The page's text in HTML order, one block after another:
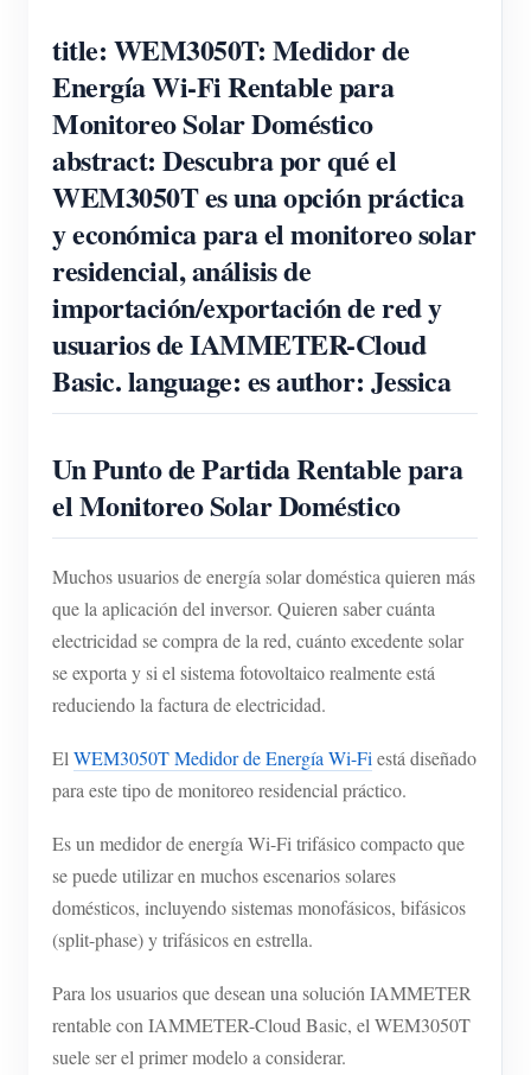
Cargador EV
Simulador IAMMETER
Medidor virtual
Sistema de previsión y simulación energética
Aplicaciones
Monitor de energía para sistemas FV
Monitor de consumo eléctrico
Sistema de control para calentador FV
Monitoreo energético de fábrica
Tienda
Recursos
Inicio rápido
Videos tutoriales
FAQ
Noticias
Blog
Comunidad
Programa de contribuidores
Centro de contribuidores
App Store
Explorar sitios
Soluciones
Contacto
title: WEM3050T: Medidor de
Energía Wi-Fi Rentable para
Monitoreo Solar Doméstico
abstract: Descubra por qué el
WEM3050T es una opción práctica
y económica para el monitoreo solar
residencial, análisis de
importación/exportación de red y
usuarios de IAMMETER-Cloud
Basic. language: es author: Jessica
Un Punto de Partida Rentable para
el Monitoreo Solar Doméstico
Muchos usuarios de energía solar doméstica quieren más
que la aplicación del inversor. Quieren saber cuánta
electricidad se compra de la red, cuánto excedente solar
se exporta y si el sistema fotovoltaico realmente está
reduciendo la factura de electricidad.
ElWEM3050T Medidor de Energía Wi-Fiestá diseñado
para este tipo de monitoreo residencial práctico.
Es un medidor de energía Wi-Fi trifásico compacto que
se puede utilizar en muchos escenarios solares
domésticos, incluyendo sistemas monofásicos, bifásicos
(split-phase) y trifásicos en estrella.
Para los usuarios que desean una solución IAMMETER
rentable con IAMMETER-Cloud Basic, el WEM3050T
suele ser el primer modelo a considerar.